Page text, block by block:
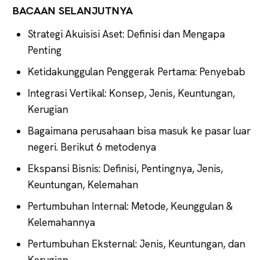
BACAAN SELANJUTNYA
Strategi Akuisisi Aset: Definisi dan Mengapa
Penting
Ketidakunggulan Penggerak Pertama: Penyebab
Integrasi Vertikal: Konsep, Jenis, Keuntungan,
Kerugian
Bagaimana perusahaan bisa masuk ke pasar luar
negeri. Berikut 6 metodenya
Ekspansi Bisnis: Definisi, Pentingnya, Jenis,
Keuntungan, Kelemahan
Pertumbuhan Internal: Metode, Keunggulan &
Kelemahannya
Pertumbuhan Eksternal: Jenis, Keuntungan, dan